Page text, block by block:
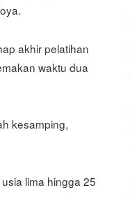
akhir pelatihan
waktu dua
kesamping,
lima hingga 25